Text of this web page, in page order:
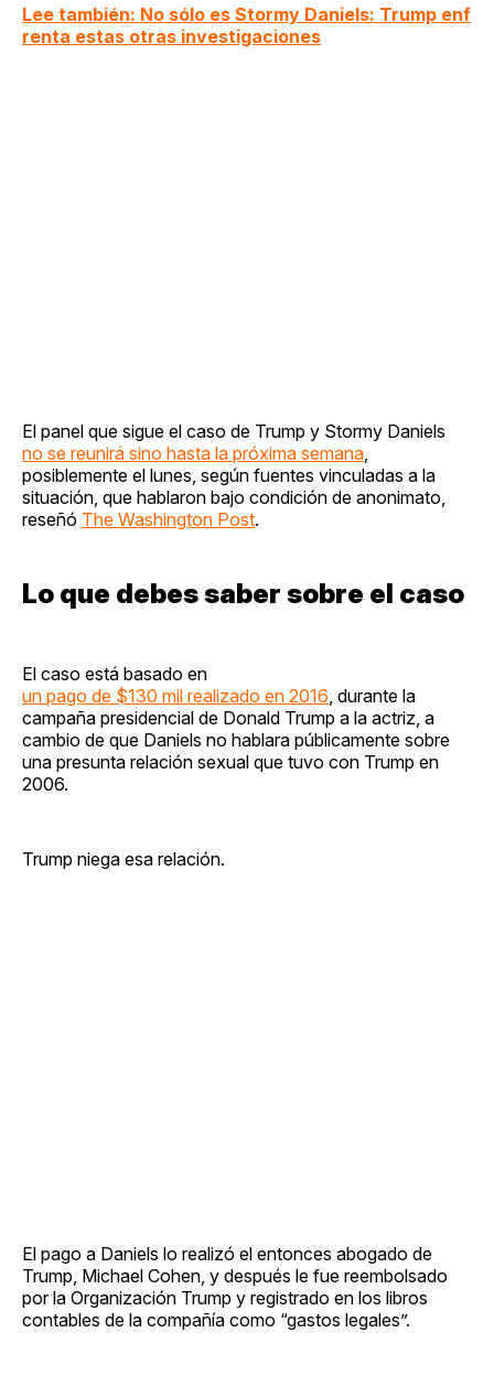
Lee también: No sólo es Stormy Daniels: Trump enf
renta estas otras investigaciones
El panel que sigue el caso de Trump y Stormy Daniels
no se reunirá sino hasta la próxima semana
posiblemente el lunes, según fuentes vinculadas a la
situación, que hablaron bajo condición de anonimato,
reseñó The Washington Post.
Lo que debes saber sobre el caso
El caso está basado en
un pago de $130 mil realizado en 2016 , durante la
campaña presidencial de Donald Trump a la actriz, a
cambio de que Daniels no hablara públicamente sobre
una presunta relación sexual que tuvo con Trump en
2006.
Trump niega esa relación.
El pago a Daniels lo realizó el entonces abogado de
Trump, Michael Cohen, y después le fue reembolsado
por la Organización Trump y registrado en los libros
contables de la compañía como “gastos legales”.